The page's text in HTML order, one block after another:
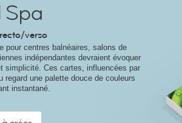
Spa
verso
pour centres balnéaires, salons de
indépendantes devraient évoquer
simplicité. Ces cartes, influencées par
regard une palette douce de couleurs
instantané.